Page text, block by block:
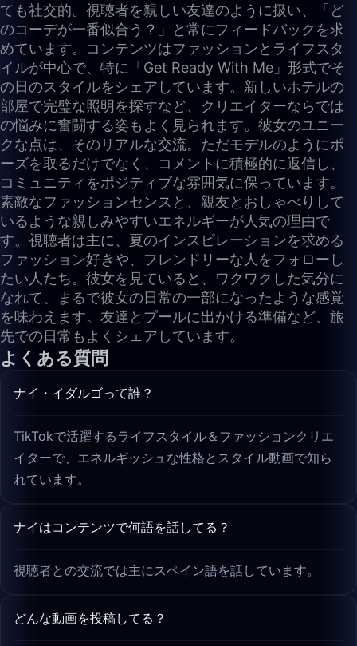
ても社交的。視聴者を親しい友達のように扱い、「ど
のコーデが一番似合う？」と常にフィードバックを求
めています。コンテンツはファッションとライフスタ
イルが中心で、特に「Get Ready With Me」形式でそ
の日のスタイルをシェアしています。新しいホテルの
部屋で完璧な照明を探すなど、クリエイターならでは
の悩みに奮闘する姿もよく見られます。彼女のユニー
クな点は、そのリアルな交流。ただモデルのようにポ
ーズを取るだけでなく、コメントに積極的に返信し、
コミュニティをポジティブな雰囲気に保っています。
素敵なファッションセンスと、親友とおしゃべりして
いるような親しみやすいエネルギーが人気の理由で
す。視聴者は主に、夏のインスピレーションを求める
ファッション好きや、フレンドリーな人をフォローし
たい人たち。彼女を見ていると、ワクワクした気分に
なれて、まるで彼女の日常の一部になったような感覚
を味わえます。友達とプールに出かける準備など、旅
先での日常もよくシェアしています。
よくある質問
ナイ・イダルゴって誰？
TikTokで活躍するライフスタイル＆ファッションクリエ
イターで、エネルギッシュな性格とスタイル動画で知ら
れています。
ナイはコンテンツで何語を話してる？
視聴者との交流では主にスペイン語を話しています。
どんな動画を投稿してる？